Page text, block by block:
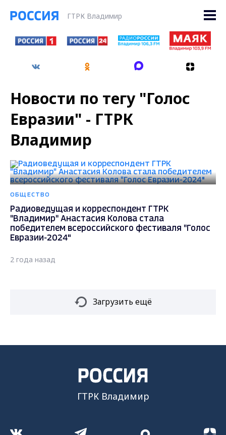
ГТРК Владимир
Новости по тегу "Голос
Евразии" - ГТРК
Владимир
ОБЩЕСТВО
Радиоведущая и корреспондент ГТРК
"Владимир" Анастасия Колова стала
победителем всероссийского фестиваля "Голос
Евразии-2024"
2 года назад
Загрузить ещё
ГТРК Владимир